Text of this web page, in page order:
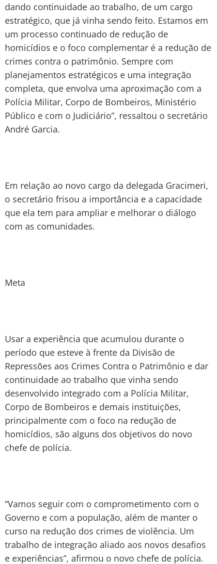
dando continuidade ao trabalho, de um cargo
estratégico, que já vinha sendo feito. Estamos em
um processo continuado de redução de
homicídios e o foco complementar é a redução de
crimes contra o patrimônio. Sempre com
planejamentos estratégicos e uma integração
completa, que envolva uma aproximação com a
Polícia Militar, Corpo de Bombeiros, Ministério
Público e com o Judiciário”, ressaltou o secretário
André Garcia.
Em relação ao novo cargo da delegada Gracimeri,
o secretário frisou a importância e a capacidade
que ela tem para ampliar e melhorar o diálogo
com as comunidades.
Meta
Usar a experiência que acumulou durante o
período que esteve à frente da Divisão de
Repressões aos Crimes Contra o Patrimônio e dar
continuidade ao trabalho que vinha sendo
desenvolvido integrado com a Polícia Militar,
Corpo de Bombeiros e demais instituições,
principalmente com o foco na redução de
homicídios, são alguns dos objetivos do novo
chefe de polícia.
“Vamos seguir com o comprometimento com o
Governo e com a população, além de manter o
curso na redução dos crimes de violência. Um
trabalho de integração aliado aos novos desafios
e experiências”, afirmou o novo chefe de polícia.